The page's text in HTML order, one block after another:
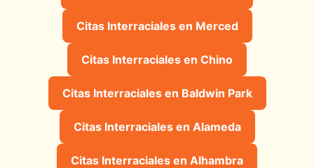
Citas Interraciales en Merced
Citas Interraciales en Chino
Citas Interraciales en Baldwin Park
Citas Interraciales en Alameda
Citas Interraciales en Alhambra